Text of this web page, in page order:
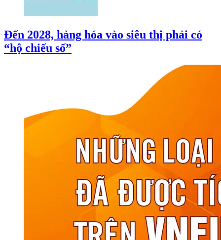
Đến 2028, hàng hóa vào siêu thị phải có
“hộ chiếu số”